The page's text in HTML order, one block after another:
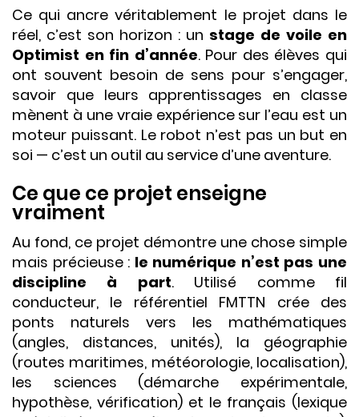
Ce qui ancre véritablement le projet dans le
réel, c’est son horizon : un stage de voile en
Optimist en fin d’année. Pour des élèves qui
ont souvent besoin de sens pour s’engager,
savoir que leurs apprentissages en classe
mènent à une vraie expérience sur l’eau est un
moteur puissant. Le robot n’est pas un but en
soi — c’est un outil au service d’une aventure.
Ce que ce projet enseigne
vraiment
Au fond, ce projet démontre une chose simple
mais précieuse : le numérique n’est pas une
discipline à part. Utilisé comme fil
conducteur, le référentiel FMTTN crée des
ponts naturels vers les mathématiques
(angles, distances, unités), la géographie
(routes maritimes, météorologie, localisation),
les sciences (démarche expérimentale,
hypothèse, vérification) et le français (lexique